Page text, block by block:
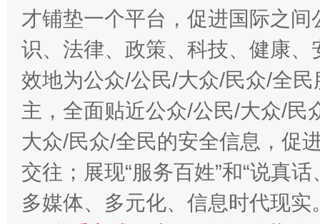
才铺垫一个平台，促进国际之
识、法律、政策、科技、健康
效地为公众/公民/大众/民众/全
主，全面贴近公众/公民/大众/民
大众/民众/全民的安全信息，促
交往；展现“服务百姓”和“说真
多媒体、多元化、信息时代现实